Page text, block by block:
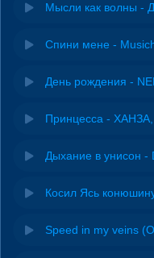
Мысли как волны -
Спини мене -
День рождения -
Принцесса -
Дыхание в унисон -
Косил Ясь
Speed in my veins